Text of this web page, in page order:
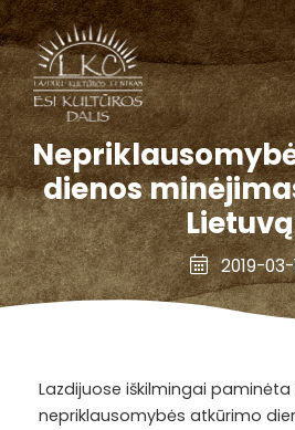
dienos
2019-03-
Lazdijuose iškilmingai paminėta
nepriklausomybės atkūrimo